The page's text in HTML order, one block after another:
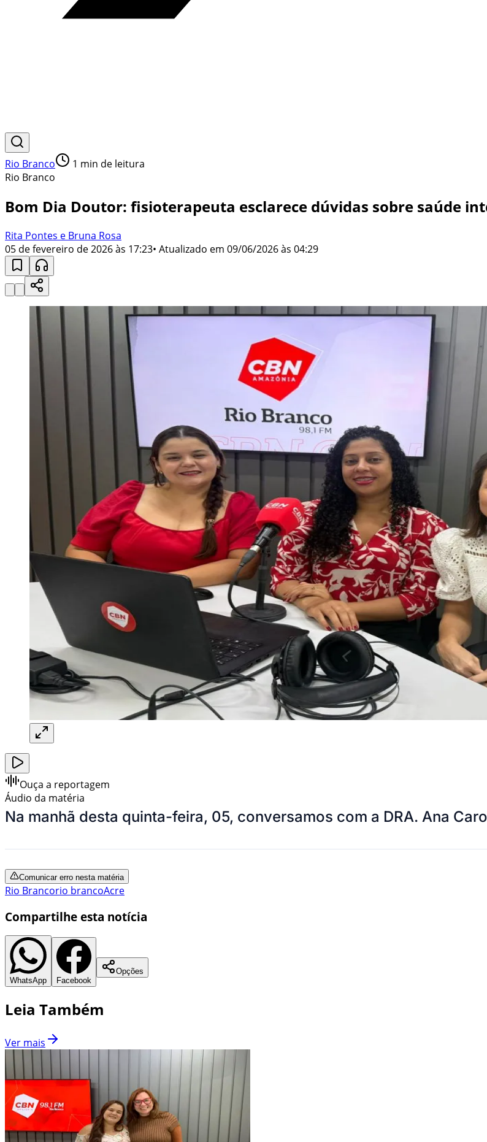
Rio Branco 1 min de leitura
Rio Branco
Bom Dia Doutor: fisioterapeuta esclarece dúvidas sobre saúde
Rita Pontes e Bruna Rosa
05 de fevereiro de 2026 às 17:23• Atualizado em 09/06/2026 às 04:29
Ouça a reportagem
Áudio da matéria
Na manhã desta quinta-feira, 05, conversamos com a DRA. Ana
Comunicar erro nesta matéria
Rio Brancorio brancoAcre
Compartilhe esta notícia
WhatsApp Facebook
Opções
Leia Também
Ver mais